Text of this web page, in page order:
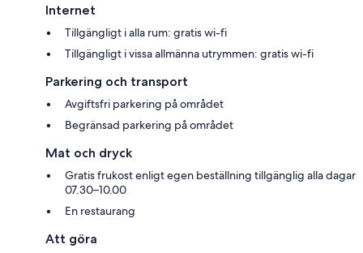
Internet
Tillgängligt i alla rum: gratis wi-fi
Tillgängligt i vissa allmänna utrymmen: gratis wi-fi
Parkering och transport
Avgiftsfri parkering på området
Begränsad parkering på området
Mat och dryck
Gratis frukost enligt egen beställning tillgänglig alla dagar
07.30–10.00
En restaurang
Att göra